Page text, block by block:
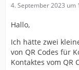
4. September 2023 um
Hallo,
Ich hätte zwei
von QR Codes für
Kontaktes vom QR